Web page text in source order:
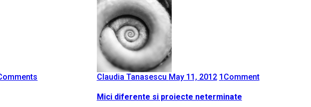
Claudia Tanasescu May 11, 2012 1 Comment
Mici diferente si proiecte neterminate